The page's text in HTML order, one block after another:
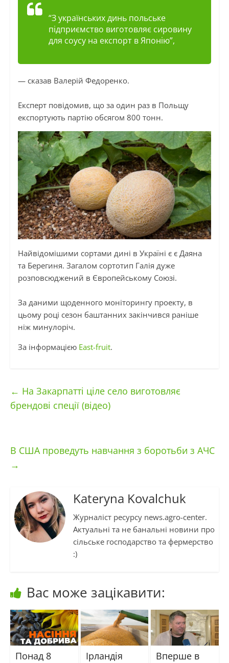
“З українських динь польське
підприємство виготовляє сировину
для соусу на експорт в Японію”,
— сказав Валерій Федоренко.
Експерт повідомив, що за один раз в Польщу
експортують партію обсягом 800 тонн.
Найвідомішими сортами дині в Україні є єДаяна
та Берегиня. Загалом сортотип Галія дуже
розповсюджений в Європейському Союзі.
За даними щоденного моніторингу проекту, в
цьому році сезон баштанних закінчився раніше
ніж минулоріч.
За інформацієюЕast-fruit.
← На Закарпатті ціле село виготовляє
брендові спеції (відео)
В США проведуть навчання з боротьби з АЧС
→
Kateryna Kovalchuk
Журналіст ресурсу news.agro-center.
Актуальні та не банальні новини про
сільське господарство та фермерство
:)
Вас може зацікавити:
Понад 8
Ірландія
Вперше в